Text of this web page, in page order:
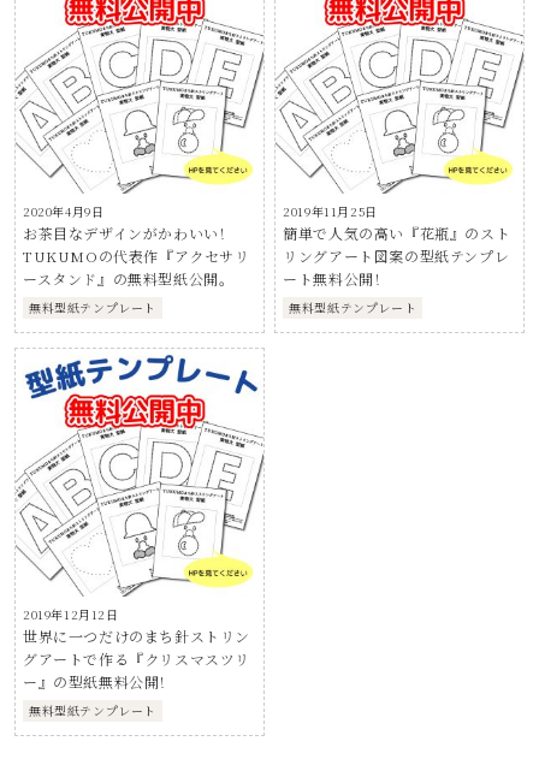
2020年4月9日
お茶目なデザインがかわいい！
TUKUMOの代表作『アクセサリ
ースタンド』の無料型紙公開。
無料型紙テンプレート
2019年11月25日
簡単で人気の高い『花瓶』のスト
リングアート図案の型紙テンプレ
ート無料公開！
無料型紙テンプレート
2019年12月12日
世界に一つだけのまち針ストリン
グアートで作る『クリスマスツリ
ー』の型紙無料公開！
無料型紙テンプレート